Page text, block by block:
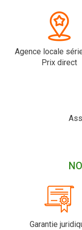
Agence locale
Prix direct
Garantie